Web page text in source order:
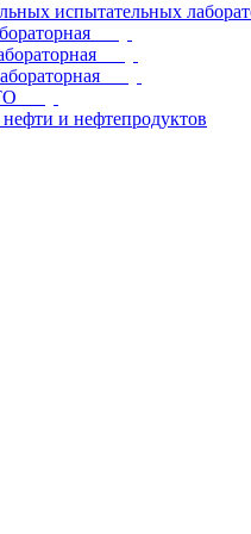
испытательных
и нефтепродуктов